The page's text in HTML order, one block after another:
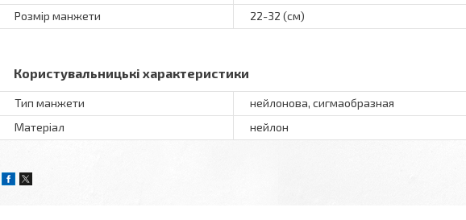
Розмір манжети
22-32 (см)
Користувальницькі характеристики
Тип манжети
нейлонова, сигмаобразная
Матеріал
нейлон